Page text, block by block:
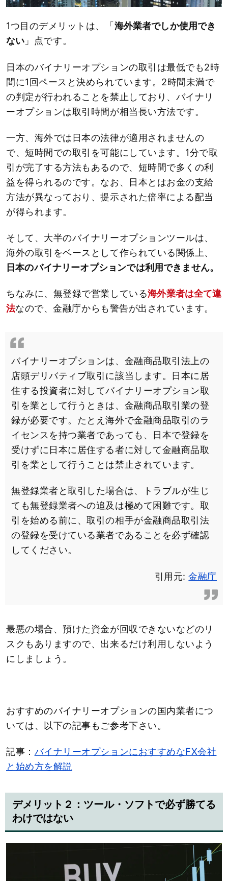
1つ目のデメリットは、「海外業者でしか使用でき
ない 」点です。
日本のバイナリーオプションの取引は最低でも2時
間に1回ペースと決められています。2時間未満で
の判定が行われることを禁止しており、バイナリ
ーオプションは取引時間が相当長い方法です。
一方、海外では日本の法律が適用されませんの
で、短時間での取引を可能にしています。1分で取
引が完了する方法もあるので、短時間で多くの利
益を得られるのです。なお、日本とはお金の支給
方法が異なっており、提示された倍率による配当
が得られます。
そして、大半のバイナリーオプションツールは、
海外の取引をベースとして作られている関係上、
日本のバイナリーオプションでは利用できません。
ちなみに、無登録で営業している海外業者は全て違
法なので、金融庁からも警告が出されています。
バイナリーオプションは、金融商品取引法上の
店頭デリバティブ取引に該当します。日本に居
住する投資者に対してバイナリーオプション取
引を業として行うときは、金融商品取引業の登
録が必要です。たとえ海外で金融商品取引のラ
イセンスを持つ業者であっても、日本で登録を
受けずに日本に居住する者に対して金融商品取
引を業として行うことは禁止されています。
無登録業者と取引した場合は、トラブルが生じ
ても無登録業者への追及は極めて困難です。取
引を始める前に、取引の相手が金融商品取引法
の登録を受けている業者であることを必ず確認
してください。
引用元:金融庁
最悪の場合、預けた資金が回収できないなどのリ
スクもありますので、出来るだけ利用しないよう
にしましょう。
おすすめのバイナリーオプションの国内業者につ
いては、以下の記事もご参考下さい。
記事： バイナリーオプションにおすすめなFX会社
と始め方を解説
デメリット２：ツール・ソフトで必ず勝てる
わけではない